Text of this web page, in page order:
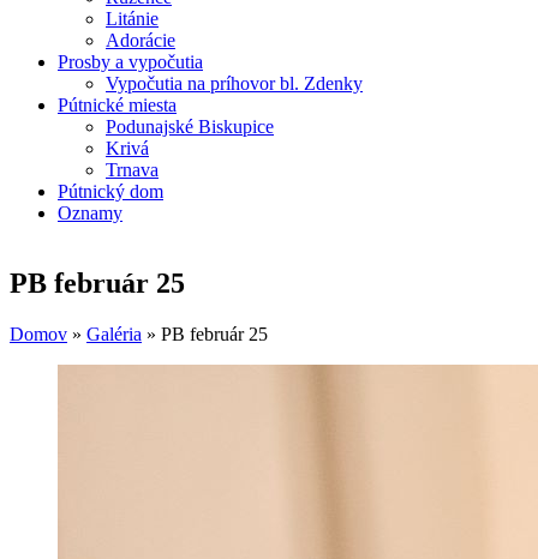
Litánie
Adorácie
Prosby a vypočutia
Vypočutia na príhovor bl. Zdenky
Pútnické miesta
Podunajské Biskupice
Krivá
Trnava
Pútnický dom
Oznamy
PB február 25
Nachádzate sa tu
Domov » Galéria » PB február 25